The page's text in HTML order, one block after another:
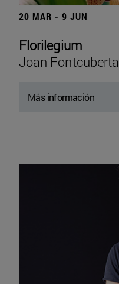
20 MAR - 9 JUN
Florilegium
Joan Fontcuberta
Más información